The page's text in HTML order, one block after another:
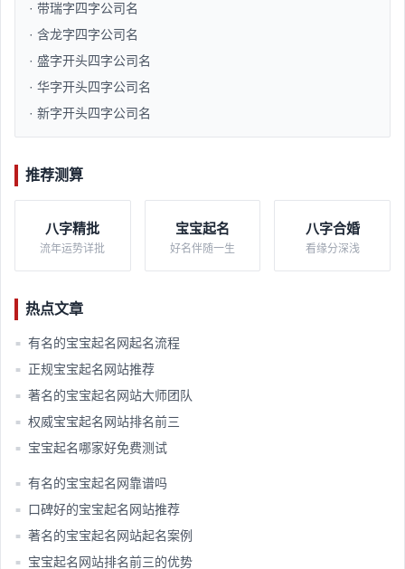
· 带瑞字四字公司名
· 含龙字四字公司名
· 盛字开头四字公司名
· 华字开头四字公司名
· 新字开头四字公司名
推荐测算
八字精批
流年运势详批
宝宝起名
好名伴随一生
八字合婚
看缘分深浅
热点文章
■ 有名的宝宝起名网起名流程​
■ 正规宝宝起名网站推荐​
■ 著名的宝宝起名网站大师团队​
■ 权威宝宝起名网站排名前三​
■ 宝宝起名哪家好免费测试​
■ 有名的宝宝起名网靠谱吗​
■ 口碑好的宝宝起名网站推荐​
■ 著名的宝宝起名网站起名案例​
■ 宝宝起名网站排名前三的优势​